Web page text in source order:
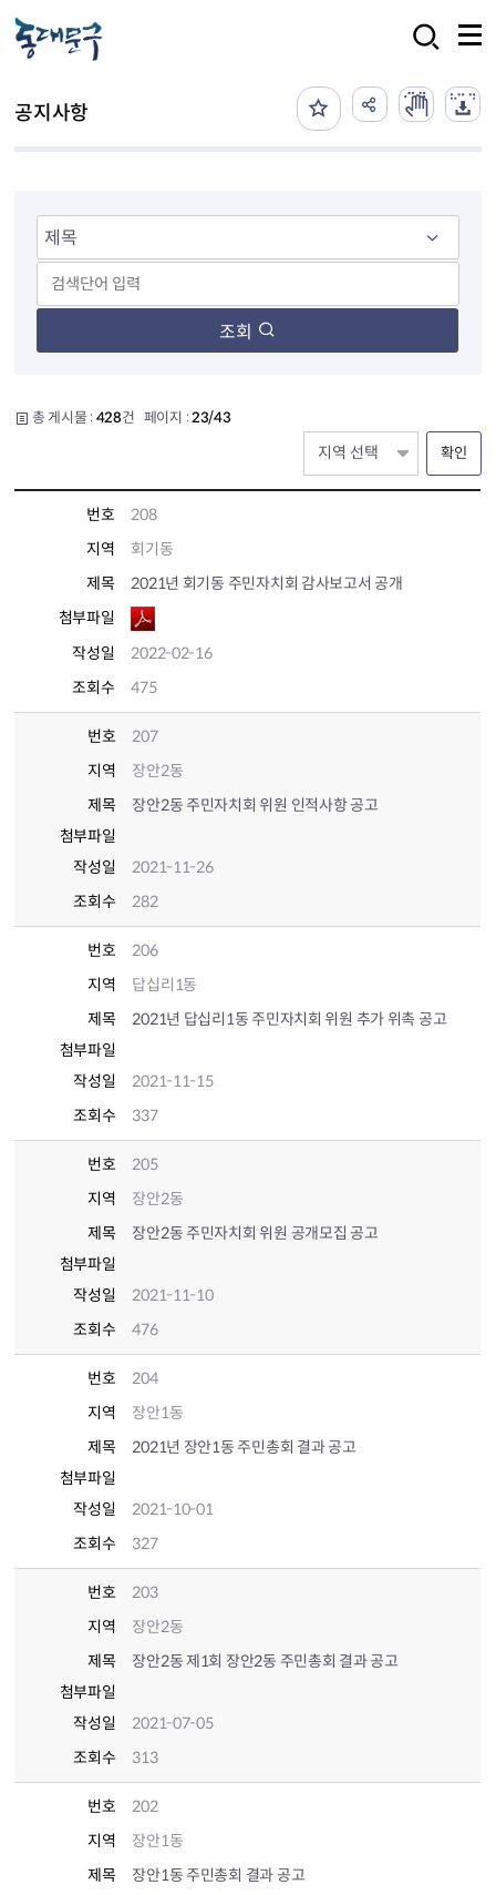
공지사항
조회
총 게시물 : 428건 페이지 :23/43
확인
번호
208
지역
회기동
제목
2021년 회기동 주민자치회 감사보고서 공개
첨부파일
작성일
2022-02-16
조회수
475
번호
207
지역
장안2동
제목
장안2동 주민자치회 위원 인적사항 공고
첨부파일
작성일
2021-11-26
조회수
282
번호
206
지역
답십리1동
제목
2021년 답십리1동 주민자치회 위원 추가 위촉 공고
첨부파일
작성일
2021-11-15
조회수
337
번호
205
지역
장안2동
제목
장안2동 주민자치회 위원 공개모집 공고
첨부파일
작성일
2021-11-10
조회수
476
번호
204
지역
장안1동
제목
2021년 장안1동 주민총회 결과 공고
첨부파일
작성일
2021-10-01
조회수
327
번호
203
지역
장안2동
제목
장안2동 제1회 장안2동 주민총회 결과 공고
첨부파일
작성일
2021-07-05
조회수
313
번호
202
지역
장안1동
제목
장안1동 주민총회 결과 공고